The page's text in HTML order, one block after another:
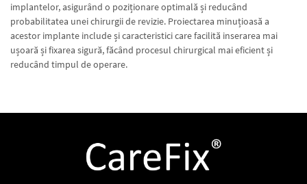
implantelor, asigurând o poziționare optimală și reducând
probabilitatea unei chirurgii de revizie. Proiectarea minuțioasă a
acestor implante include și caracteristici care facilită inserarea mai
ușoară și fixarea sigură, făcând procesul chirurgical mai eficient și
reducând timpul de operare.